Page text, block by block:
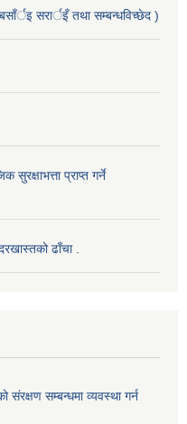
सरार्इँ तथा सम्बन्धविच्छेद )
प्राप्त गर्ने
ढाँचा .
संरक्षण सम्बन्धमा व्यवस्था गर्न